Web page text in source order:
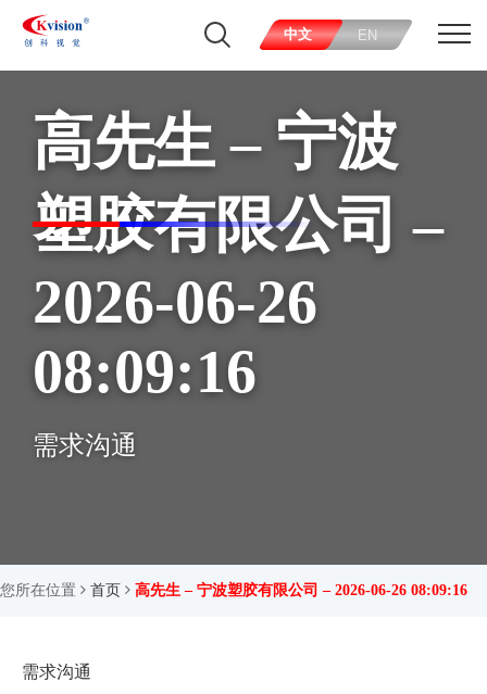
中文 EN
高先生 – 宁波
塑胶有限公司 –
2026-06-26
08:09:16
需求沟通
您所在位置 首页 高先生 – 宁波塑胶有限公司 – 2026-06-26 08:09:16
需求沟通